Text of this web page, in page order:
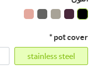
pot cover
*
stainless steel